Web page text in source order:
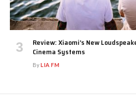
Review: Xiaomi’s New
Cinema Systems
ByLIA FM